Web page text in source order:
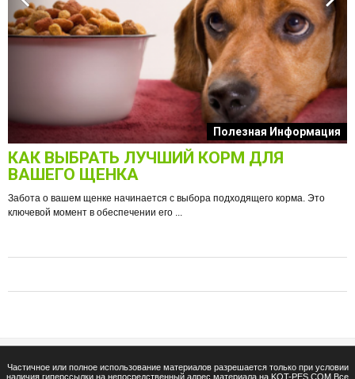
Полезная Информация
КАК ВЫБРАТЬ ЛУЧШИЙ КОРМ ДЛЯ
ВАШЕГО ЩЕНКА
Забота о вашем щенке начинается с выбора подходящего корма. Это
ключевой момент в обеспечении его ...
Частичное или полное использование материалов разрешается только при условии
наличия гиперссылки на непосредственный адрес материала на KOT-PES.COM Все